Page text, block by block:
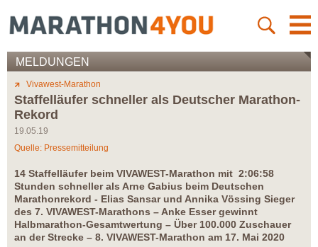
MELDUNGEN
Vivawest-Marathon
Staffelläufer schneller als Deutscher Marathon-
Rekord
19.05.19
Quelle: Pressemitteilung
14 Staffelläufer beim VIVAWEST-Marathon mit 2:06:58
Stunden schneller als Arne Gabius beim Deutschen
Marathonrekord - Elias Sansar und Annika Vössing Sieger
des 7. VIVAWEST-Marathons – Anke Esser gewinnt
Halbmarathon-Gesamtwertung – Über 100.000 Zuschauer
an der Strecke – 8. VIVAWEST-Marathon am 17. Mai 2020